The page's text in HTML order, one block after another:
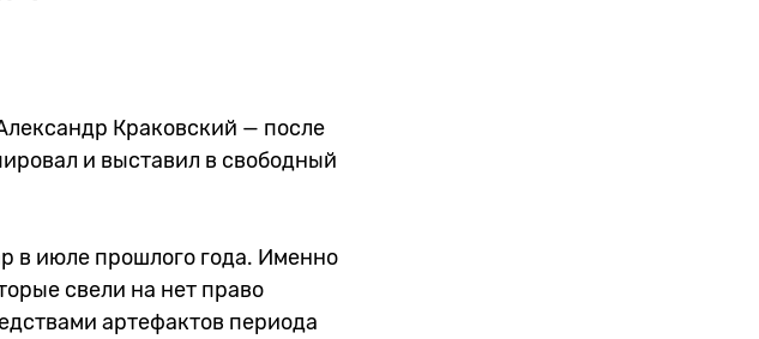
Краковский — после
и выставил в свободный
в июле прошлого года. Именно
свели на нет право
артефактов периода